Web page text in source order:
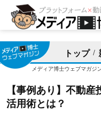
トップ
メディア博士ウェブマガジ
【事例あり】不動
活用術とは？